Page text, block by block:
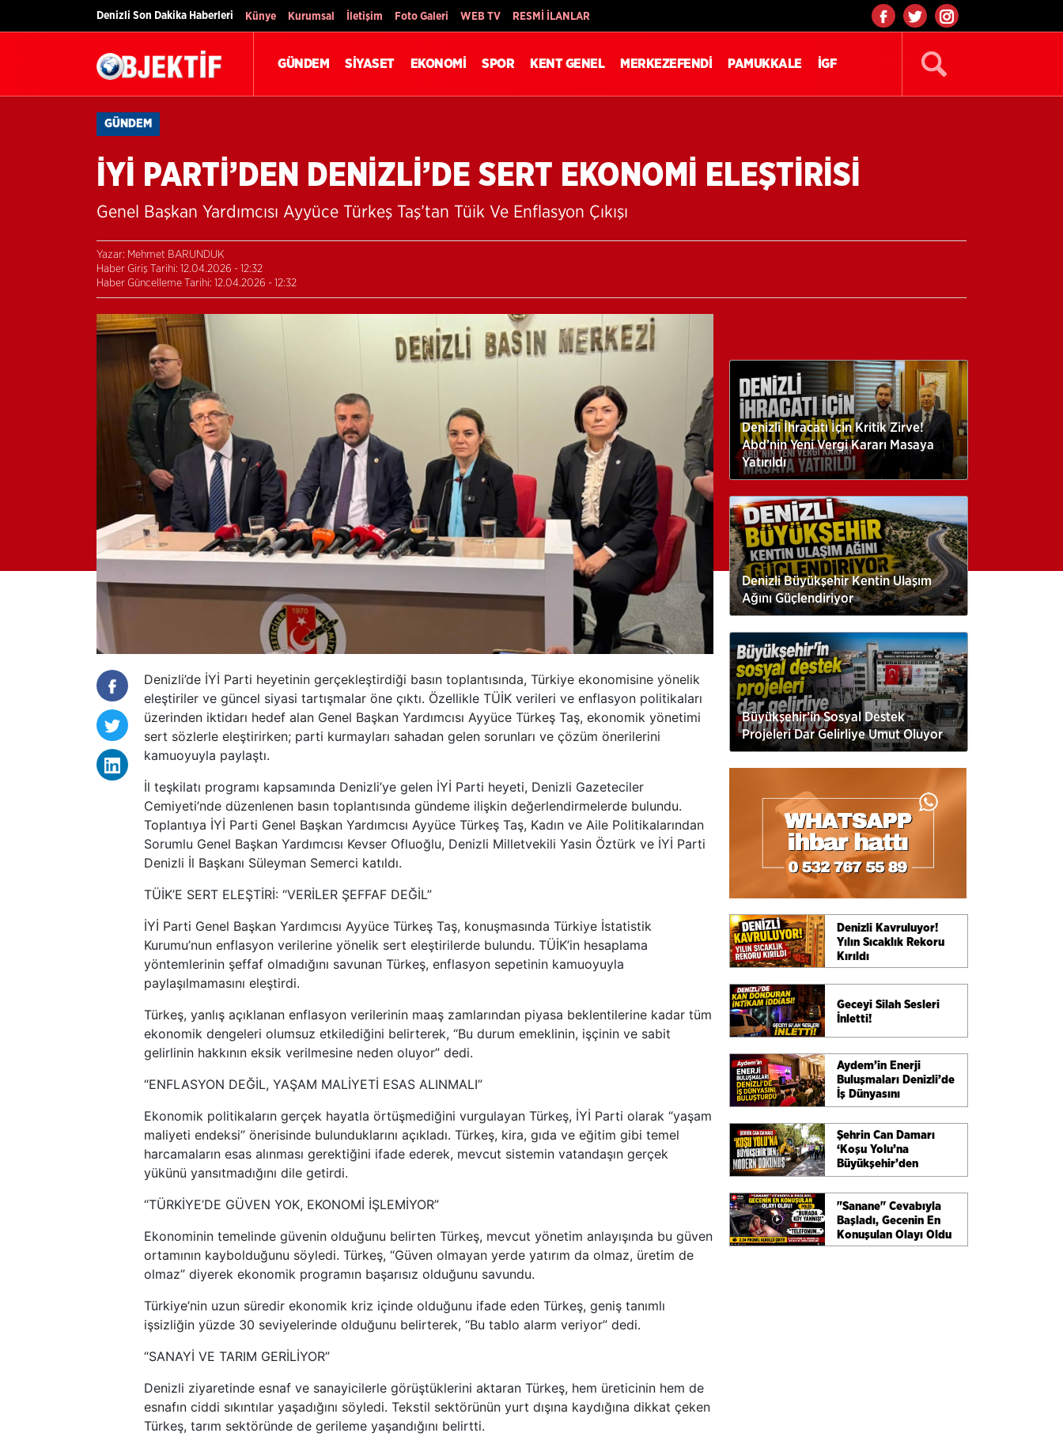
Denizli Son Dakika Haberleri Künye Kurumsal İletişim Foto Galeri WEB TV RESMİ İLANLAR
GÜNDEM SİYASET EKONOMİ SPOR KENT GENEL MERKEZEFENDİ PAMUKKALE İGF
GÜNDEM
İYİ PARTİ’DEN DENİZLİ’DE SERT EKONOMİ ELEŞTİRİSİ
Genel Başkan Yardımcısı Ayyüce Türkeş Taş’tan Tüik Ve Enflasyon Çıkışı
Yazar: Mehmet BARUNDUK
Haber Giriş Tarihi: 12.04.2026 - 12:32
Haber Güncelleme Tarihi: 12.04.2026 - 12:32
Denizli’de İYİ Parti heyetinin gerçekleştirdiği basın toplantısında, Türkiye ekonomisine yönelik
eleştiriler ve güncel siyasi tartışmalar öne çıktı. Özellikle TÜİK verileri ve enflasyon politikaları
üzerinden iktidarı hedef alan Genel Başkan Yardımcısı Ayyüce Türkeş Taş, ekonomik yönetimi
sert sözlerle eleştirirken; parti kurmayları sahadan gelen sorunları ve çözüm önerilerini
kamuoyuyla paylaştı.
İl teşkilatı programı kapsamında Denizli’ye gelen İYİ Parti heyeti, Denizli Gazeteciler
Cemiyeti’nde düzenlenen basın toplantısında gündeme ilişkin değerlendirmelerde bulundu.
Toplantıya İYİ Parti Genel Başkan Yardımcısı Ayyüce Türkeş Taş, Kadın ve Aile Politikalarından
Sorumlu Genel Başkan Yardımcısı Kevser Ofluoğlu, Denizli Milletvekili Yasin Öztürk ve İYİ Parti
Denizli İl Başkanı Süleyman Semerci katıldı.
TÜİK’E SERT ELEŞTİRİ: “VERİLER ŞEFFAF DEĞİL”
İYİ Parti Genel Başkan Yardımcısı Ayyüce Türkeş Taş, konuşmasında Türkiye İstatistik
Kurumu’nun enflasyon verilerine yönelik sert eleştirilerde bulundu. TÜİK’in hesaplama
yöntemlerinin şeffaf olmadığını savunan Türkeş, enflasyon sepetinin kamuoyuyla
paylaşılmamasını eleştirdi.
Türkeş, yanlış açıklanan enflasyon verilerinin maaş zamlarından piyasa beklentilerine kadar tüm
ekonomik dengeleri olumsuz etkilediğini belirterek, “Bu durum emeklinin, işçinin ve sabit
gelirlinin hakkının eksik verilmesine neden oluyor” dedi.
“ENFLASYON DEĞİL, YAŞAM MALİYETİ ESAS ALINMALI”
Ekonomik politikaların gerçek hayatla örtüşmediğini vurgulayan Türkeş, İYİ Parti olarak “yaşam
maliyeti endeksi” önerisinde bulunduklarını açıkladı. Türkeş, kira, gıda ve eğitim gibi temel
harcamaların esas alınması gerektiğini ifade ederek, mevcut sistemin vatandaşın gerçek
yükünü yansıtmadığını dile getirdi.
“TÜRKİYE’DE GÜVEN YOK, EKONOMİ İŞLEMİYOR”
Ekonominin temelinde güvenin olduğunu belirten Türkeş, mevcut yönetim anlayışında bu güven
ortamının kaybolduğunu söyledi. Türkeş, “Güven olmayan yerde yatırım da olmaz, üretim de
olmaz” diyerek ekonomik programın başarısız olduğunu savundu.
Türkiye’nin uzun süredir ekonomik kriz içinde olduğunu ifade eden Türkeş, geniş tanımlı
işsizliğin yüzde 30 seviyelerinde olduğunu belirterek, “Bu tablo alarm veriyor” dedi.
“SANAYİ VE TARIM GERİLİYOR”
Denizli ziyaretinde esnaf ve sanayicilerle görüştüklerini aktaran Türkeş, hem üreticinin hem de
esnafın ciddi sıkıntılar yaşadığını söyledi. Tekstil sektörünün yurt dışına kaydığına dikkat çeken
Türkeş, tarım sektöründe de gerileme yaşandığını belirtti.
Denizli İhracatı İçin Kritik Zirve!
Abd’nin Yeni Vergi Kararı Masaya
Yatırıldı
Denizli Büyükşehir Kentin Ulaşım
Ağını Güçlendiriyor
Büyükşehir’in Sosyal Destek
Projeleri Dar Gelirliye Umut Oluyor
Denizli Kavruluyor!
Yılın Sıcaklık Rekoru
Kırıldı
Geceyi Silah Sesleri
İnletti!
Aydem’in Enerji
Buluşmaları Denizli’de
İş Dünyasını
Buluşturdu
Şehrin Can Damarı
‘Koşu Yolu’na
Büyükşehir’den
Modern Dokunuş
"Sanane" Cevabıyla
Başladı, Gecenin En
Konuşulan Olayı Oldu